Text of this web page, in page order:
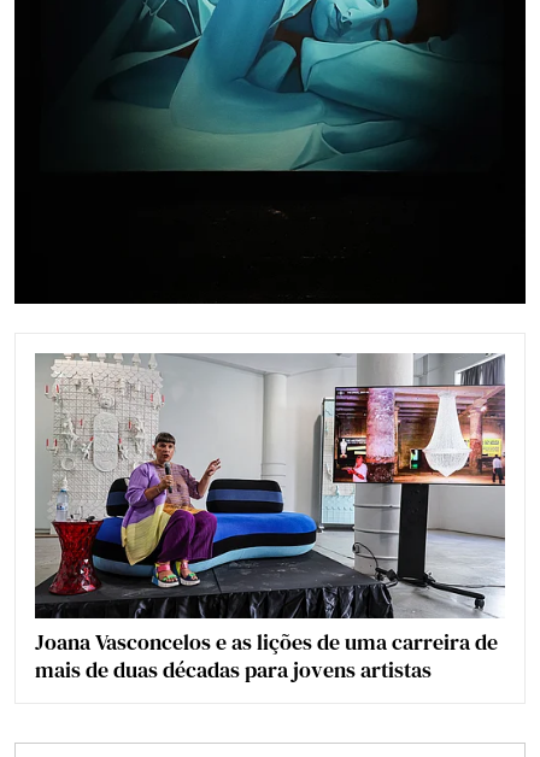
Joana Vasconcelos e as lições de uma carreira de
mais de duas décadas para jovens artistas